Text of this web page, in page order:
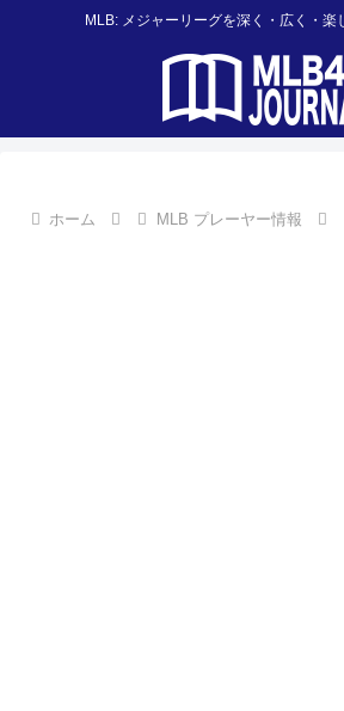
MLB: メジャーリーグを深く・広く・楽
ホーム MLB プレーヤー情報